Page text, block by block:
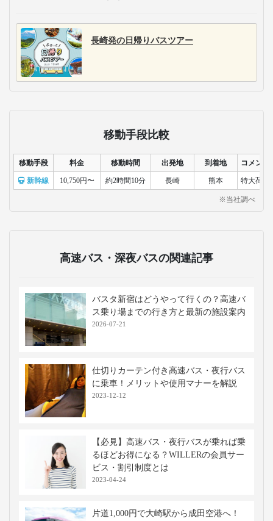
長崎発の日帰りバスツアー
移動手段比較
移動手段 料金 移動時間 出発地 到着地 コメント
新幹線 10,750円〜 約2時間10分 長崎 熊本 特大荷物
※当社調べ
高速バス・深夜バスの関連記事
バスタ新宿はどうやって行くの？高速バ
ス乗り場までの行き方と最新の施設案内
2026-07-21
仕切りカーテン付き高速バス・夜行バス
に乗車！メリットや使用マナーを解説
2023-12-12
【必見】高速バス・夜行バスが乗れば乗
るほどお得になる？WILLERの会員サー
ビス・割引制度とは
2023-04-24
片道1,000円で大崎駅から成田空港へ！